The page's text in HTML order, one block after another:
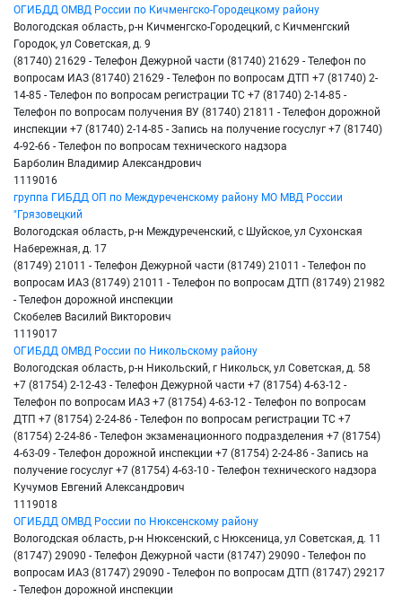
ОГИБДД ОМВД России по Кичменгско-Городецкому району
Вологодская область, р-н Кичменгско-Городецкий, с Кичменгский
Городок, ул Советская, д. 9
(81740) 21629 - Телефон Дежурной части (81740) 21629 - Телефон по
вопросам ИАЗ (81740) 21629 - Телефон по вопросам ДТП +7 (81740) 2-
14-85 - Телефон по вопросам регистрации ТС +7 (81740) 2-14-85 -
Телефон по вопросам получения ВУ (81740) 21811 - Телефон дорожной
инспекции +7 (81740) 2-14-85 - Запись на получение госуслуг +7 (81740)
4-92-66 - Телефон по вопросам технического надзора
Барболин Владимир Александрович
1119016
группа ГИБДД ОП по Междуреченскому району МО МВД России
"Грязовецкий
Вологодская область, р-н Междуреченский, с Шуйское, ул Сухонская
Набережная, д. 17
(81749) 21011 - Телефон Дежурной части (81749) 21011 - Телефон по
вопросам ИАЗ (81749) 21011 - Телефон по вопросам ДТП (81749) 21982
- Телефон дорожной инспекции
Скобелев Василий Викторович
1119017
ОГИБДД ОМВД России по Никольскому району
Вологодская область, р-н Никольский, г Никольск, ул Советская, д. 58
+7 (81754) 2-12-43 - Телефон Дежурной части +7 (81754) 4-63-12 -
Телефон по вопросам ИАЗ +7 (81754) 4-63-12 - Телефон по вопросам
ДТП +7 (81754) 2-24-86 - Телефон по вопросам регистрации ТС +7
(81754) 2-24-86 - Телефон экзаменационного подразделения +7 (81754)
4-63-09 - Телефон дорожной инспекции +7 (81754) 2-24-86 - Запись на
получение госуслуг +7 (81754) 4-63-10 - Телефон технического надзора
Кучумов Евгений Александрович
1119018
ОГИБДД ОМВД России по Нюксенскому району
Вологодская область, р-н Нюксенский, с Нюксеница, ул Советская, д. 11
(81747) 29090 - Телефон Дежурной части (81747) 29090 - Телефон по
вопросам ИАЗ (81747) 29090 - Телефон по вопросам ДТП (81747) 29217
- Телефон дорожной инспекции